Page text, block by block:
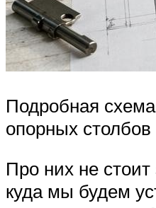
Подробная
опорных столбов
Про них не
куда мы будем